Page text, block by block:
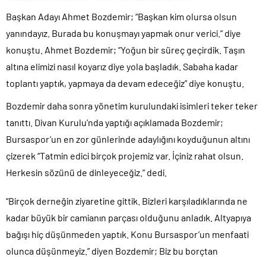
Başkan Adayı Ahmet Bozdemir; “Başkan kim olursa olsun
yanındayız. Burada bu konuşmayı yapmak onur verici.” diye
konuştu. Ahmet Bozdemir; “Yoğun bir süreç geçirdik. Taşın
altına elimizi nasıl koyarız diye yola başladık. Sabaha kadar
toplantı yaptık, yapmaya da devam edeceğiz” diye konuştu.
Bozdemir daha sonra yönetim kurulundaki isimleri teker teker
tanıttı. Divan Kurulu’nda yaptığı açıklamada Bozdemir;
Bursaspor’un en zor günlerinde adaylığını koyduğunun altını
çizerek “Tatmin edici birçok projemiz var. İçiniz rahat olsun.
Herkesin sözünü de dinleyeceğiz.” dedi.
“Birçok derneğin ziyaretine gittik. Bizleri karşıladıklarında ne
kadar büyük bir camianın parçası olduğunu anladık. Altyapıya
bağışı hiç düşünmeden yaptık. Konu Bursaspor’un menfaati
olunca düşünmeyiz.” diyen Bozdemir; Biz bu borçtan